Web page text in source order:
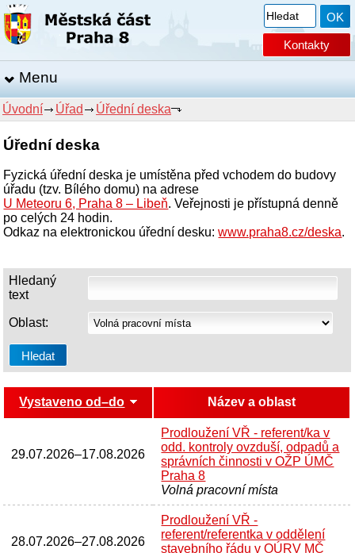
Kontakty
Menu
Úvodní Úřad Úřední deska
Úřední deska
Fyzická úřední deska je umístěna před vchodem do budovy
úřadu (tzv. Bílého domu) na adrese
U Meteoru 6, Praha 8 – Libeň. Veřejnosti je přístupná denně
po celých 24 hodin.
Odkaz na elektronickou úřední desku:www.praha8.cz/deska.
Hledaný
text
Oblast:
Vystaveno od–do Název a oblast
29.07.2026–17.08.2026
Prodloužení VŘ - referent/ka v
odd. kontroly ovzduší, odpadů a
správních činnosti v OŽP ÚMČ
Praha 8
Volná pracovní místa
28.07.2026–27.08.2026
Prodloužení VŘ -
referent/referentka v oddělení
stavebního řádu v OÚRV MČ